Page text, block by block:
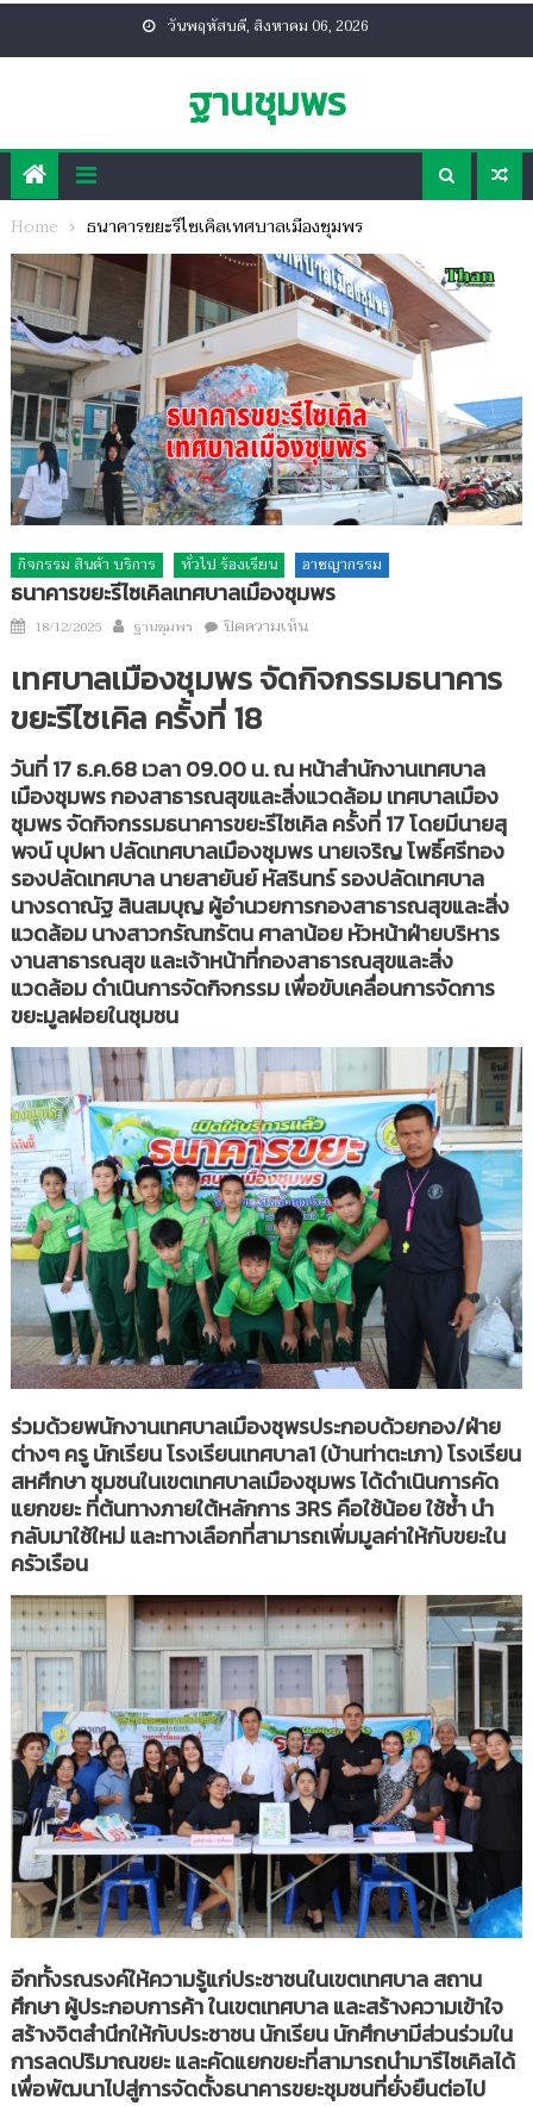
วันพฤหัสบดี, สิงหาคม 06, 2026
ฐานชุมพร
Home ธนาคารขยะรีไซเคิลเทศบาลเมืองชุมพร
กิจกรรม สินค้า บริการ ทั่วไป ร้องเรียน อาชญากรรม
ธนาคารขยะรีไซเคิลเทศบาลเมืองชุมพร
Posted
18/12/2025 Author
ฐานชุมพร ปิดความเห็นบน
ขยะ
เมือง
ชุมพร
เทศบาลเมืองชุมพร จัดกิจกรรมธนาคาร
ขยะรีไซเคิล ครั้งที่ 18
วันที่ 17 ธ.ค.68 เวลา 09.00 น. ณ หน้าสำนักงานเทศบาล
เมืองชุมพร กองสาธารณสุขและสิ่งแวดล้อม เทศบาลเมือง
ชุมพร จัดกิจกรรมธนาคารขยะรีไซเคิล ครั้งที่ 17 โดยมีนายสุ
พจน์ บุปผา ปลัดเทศบาลเมืองชุมพร นายเจริญ โพธิ์ศรีทอง
รองปลัดเทศบาล นายสายันย์ หัสรินทร์ รองปลัดเทศบาล
นางรดาณัฐ สินสมบุญ ผู้อำนวยการกองสาธารณสุขและสิ่ง
แวดล้อม นางสาวกรัณฑรัตน ศาลาน้อย หัวหน้าฝ่ายบริหาร
งานสาธารณสุข และเจ้าหน้าที่กองสาธารณสุขและสิ่ง
แวดล้อม ดำเนินการจัดกิจกรรม เพื่อขับเคลื่อนการจัดการ
ขยะมูลฝอยในชุมชน
ร่วมด้วยพนักงานเทศบาลเมืองชุพรประกอบด้วยกอง/ฝ่าย
ต่างๆ ครู นักเรียน โรงเรียนเทศบาล1 (บ้านท่าตะเภา) โรงเรียน
สหศึกษา ชุมชนในเขตเทศบาลเมืองชุมพร ได้ดำเนินการคัด
แยกขยะ ที่ต้นทางภายใต้หลักการ 3RS คือใช้น้อย ใช้ซ้ำ นำ
กลับมาใช้ใหม่ และทางเลือกที่สามารถเพิ่มมูลค่าให้กับขยะใน
ครัวเรือน
อีกทั้งรณรงค์ให้ความรู้แก่ประชาชนในเขตเทศบาล สถาน
ศึกษา ผู้ประกอบการค้า ในเขตเทศบาล และสร้างความเข้าใจ
สร้างจิตสำนึกให้กับประชาชน นักเรียน นักศึกษามีส่วนร่วมใน
การลดปริมาณขยะ และคัดแยกขยะที่สามารถนำมารีไซเคิลได้
เพื่อพัฒนาไปสู่การจัดตั้งธนาคารขยะชุมชนที่ยั่งยืนต่อไป